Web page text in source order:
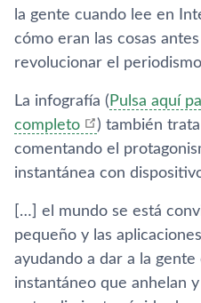
la gente cuando lee en
cómo eran las cosas
revolucionar el
La infografí­a ( Pulsa aquí­
completo
) también
comentando el
instantánea con
[…] el mundo se está
pequeño y las
ayudando a dar a la
instantáneo que anhelan